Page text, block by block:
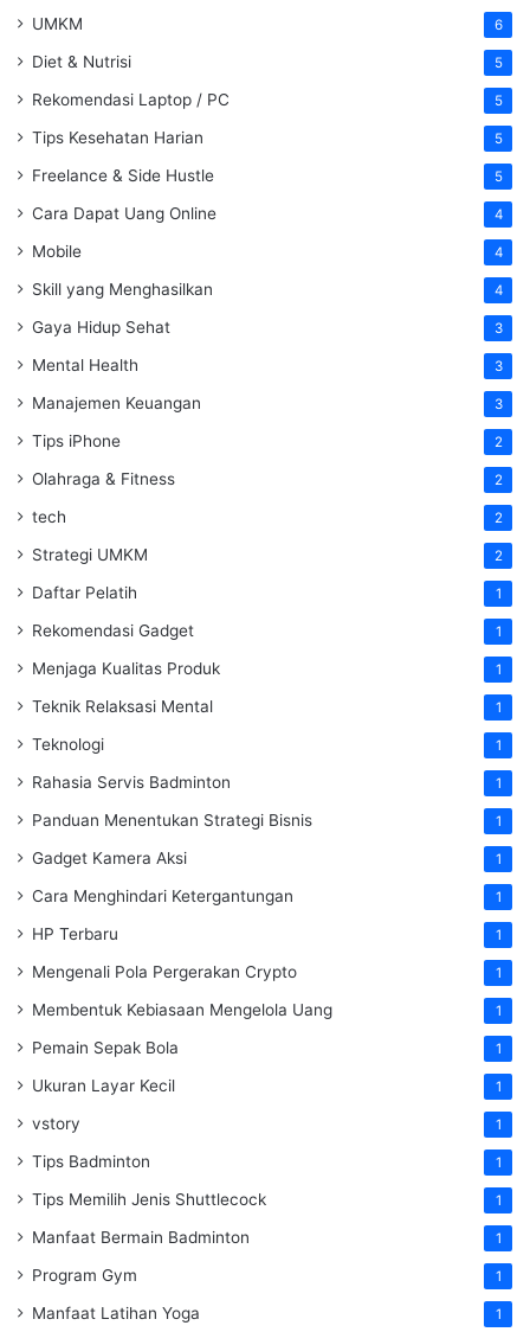
UMKM 6
Diet & Nutrisi 5
Rekomendasi Laptop / PC 5
Tips Kesehatan Harian 5
Freelance & Side Hustle 5
Cara Dapat Uang Online 4
Mobile 4
Skill yang Menghasilkan 4
Gaya Hidup Sehat 3
Mental Health 3
Manajemen Keuangan 3
Tips iPhone 2
Olahraga & Fitness 2
tech 2
Strategi UMKM 2
Daftar Pelatih 1
Rekomendasi Gadget 1
Menjaga Kualitas Produk 1
Teknik Relaksasi Mental 1
Teknologi 1
Rahasia Servis Badminton 1
Panduan Menentukan Strategi Bisnis 1
Gadget Kamera Aksi 1
Cara Menghindari Ketergantungan 1
HP Terbaru 1
Mengenali Pola Pergerakan Crypto 1
Membentuk Kebiasaan Mengelola Uang 1
Pemain Sepak Bola 1
Ukuran Layar Kecil 1
vstory 1
Tips Badminton 1
Tips Memilih Jenis Shuttlecock 1
Manfaat Bermain Badminton 1
Program Gym 1
Manfaat Latihan Yoga 1